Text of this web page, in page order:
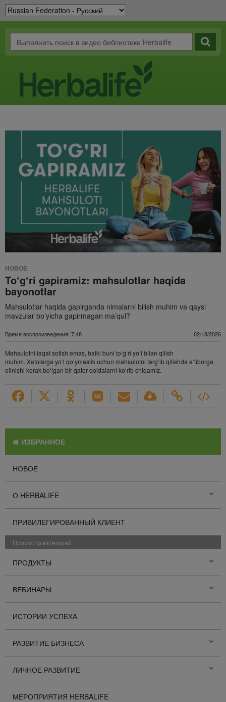
НОВОЕ
To‘g‘ri gapiramiz: mahsulotlar haqida
bayonotlar
Mahsulotlar haqida gapirganda nimalarni bilish muhim va qaysi
mavzular bo’yicha gapirmagan ma’qul?
Время воспроизведения: 7:48 02/18/2026
Mahsulotni faqat sotish emas, balki buni to‘g‘ri yo‘l bilan qilish
muhim. Xatolarga yo‘l qo‘ymaslik uchun mahsulotni targ‘ib qilishda e’tiborga
olinishi kerak bo‘lgan bir qator qoidalarni ko‘rib chiqamiz.
ИЗБРАННОЕ
НОВОЕ
О HERBALIFE
ПРИВИЛЕГИРОВАННЫЙ КЛИЕНТ
Просмотр категорий
ПРОДУКТЫ
ВЕБИНАРЫ
ИСТОРИИ УСПЕХА
РАЗВИТИЕ БИЗНЕСА
ЛИЧНОЕ РАЗВИТИЕ
МЕРОПРИЯТИЯ HERBALIFE